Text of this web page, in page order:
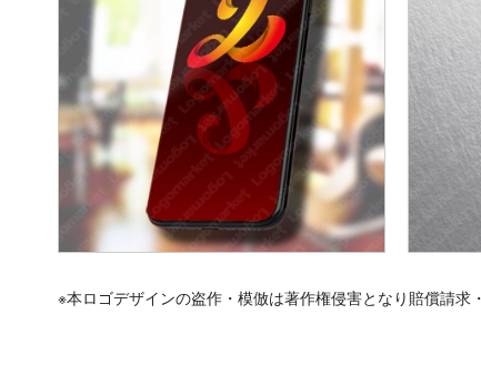
※本ロゴデザインの盗作・模倣は著作権侵害となり賠償請求